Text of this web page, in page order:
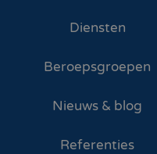
Diensten
Beroepsgroepen
Nieuws & blog
Referenties